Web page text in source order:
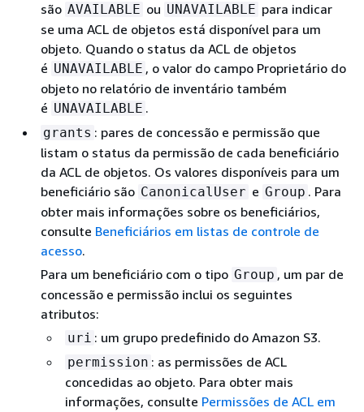
são AVAILABLE ou UNAVAILABLE para indicar
se uma ACL de objetos está disponível para um
objeto. Quando o status da ACL de objetos
é UNAVAILABLE , o valor do campo Proprietário do
objeto no relatório de inventário também
é UNAVAILABLE .
grants : pares de concessão e permissão que
listam o status da permissão de cada beneficiário
da ACL de objetos. Os valores disponíveis para um
beneficiário são CanonicalUser e Group . Para
obter mais informações sobre os beneficiários,
consulte Beneficiários em listas de controle de
acesso.
Para um beneficiário com o tipo Group , um par de
concessão e permissão inclui os seguintes
atributos:
uri : um grupo predefinido do Amazon S3.
permission : as permissões de ACL
concedidas ao objeto. Para obter mais
informações, consulte Permissões de ACL em